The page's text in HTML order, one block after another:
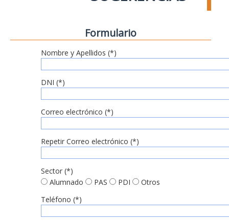
Formulario
Nombre y Apellidos (*)
DNI (*)
Correo electrónico (*)
Repetir Correo electrónico (*)
Sector (*)
Alumnado
PAS PDI
Otros
Teléfono (*)